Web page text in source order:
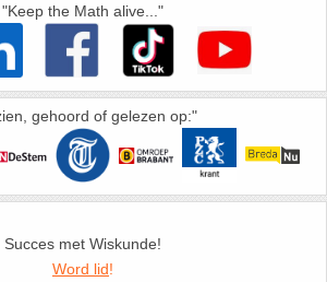
"Keep the Math alive..."
gehoord of gelezen op:"
Succes met Wiskunde!
Word lid!